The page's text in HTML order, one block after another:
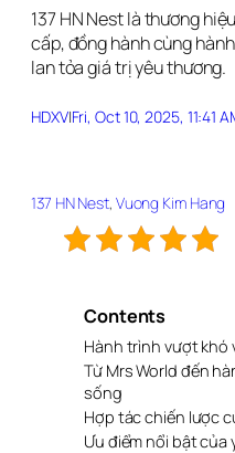
137 HN Nest là thương
cấp, đồng hành cùng
lan tỏa giá trị yêu thương.
HDXV|Fri, Oct 10, 2025, 11:41
137 HN Nest, Vuong Kim Hang
Contents
Hành trình vượt khó
Từ Mrs World đến
sống
Hợp tác chiến lược
Ưu điểm nổi bật của